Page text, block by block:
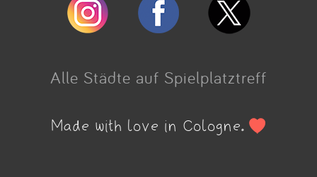
Alle Städte auf Spielplatztreff
Made with love in Cologne.